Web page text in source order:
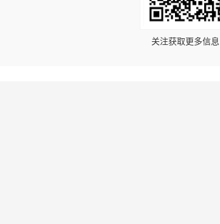
关注获取更多信息